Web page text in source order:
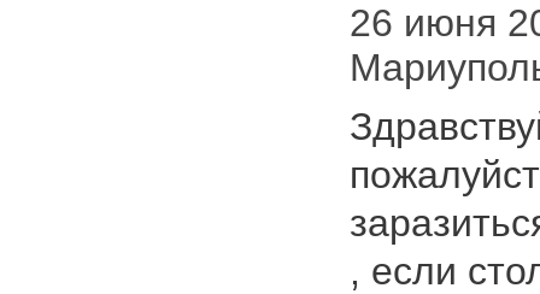
26 июня
, если